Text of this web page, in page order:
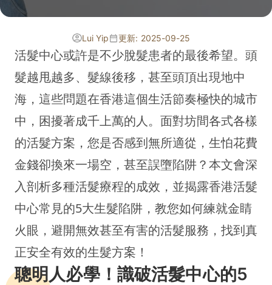
Lui Yip 更新: 2025-09-25
活髮中心或許是不少脫髮患者的最後希望。頭
髮越甩越多、髮線後移，甚至頭頂出現地中
海，這些問題在香港這個生活節奏極快的城市
中，困擾著成千上萬的人。面對坊間各式各樣
的活髮方案，您是否感到無所適從，生怕花費
金錢卻換來一場空，甚至誤墮陷阱？本文會深
入剖析多種活髮療程的成效，並揭露香港活髮
中心常見的5大生髮陷阱，教您如何練就金睛
火眼，避開無效甚至有害的活髮服務，找到真
正安全有效的生髮方案！
聰明人必學！識破活髮中心的5